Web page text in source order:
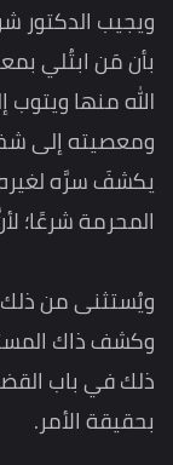
ويجيب الدكتور
بأن مَن ابتُلي
الله منها ويتوب
ومعصيته إلى
يكشفَ سرَّه لغيره
المحرمة شرعًا؛
ويُستثنى من ذلك
وكشف ذاك
ذلك في باب
بحقيقة الأمر.